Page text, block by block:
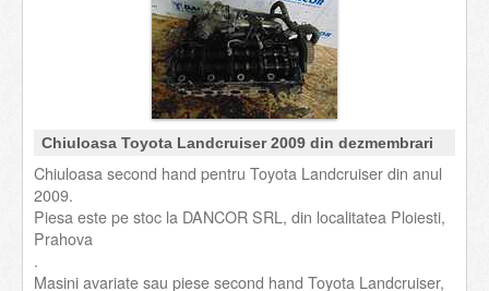
Chiuloasa Toyota Landcruiser 2009 din dezmembrari
Chiuloasa second hand pentru Toyota Landcruiser din anul
2009.
Piesa este pe stoc la DANCOR SRL, din localitatea Ploiesti,
Prahova
.
Masini avariate sau piese second hand Toyota Landcruiser,